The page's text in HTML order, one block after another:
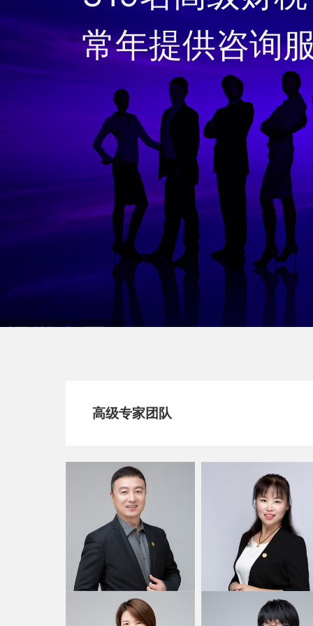
常年提供咨询
高级专家团队